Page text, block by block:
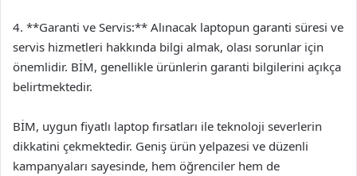
4. **Garanti ve Servis:** Alınacak laptopun garanti süresi ve
servis hizmetleri hakkında bilgi almak, olası sorunlar için
önemlidir. BİM, genellikle ürünlerin garanti bilgilerini açıkça
belirtmektedir.
BİM, uygun fiyatlı laptop fırsatları ile teknoloji severlerin
dikkatini çekmektedir. Geniş ürün yelpazesi ve düzenli
kampanyaları sayesinde, hem öğrenciler hem de